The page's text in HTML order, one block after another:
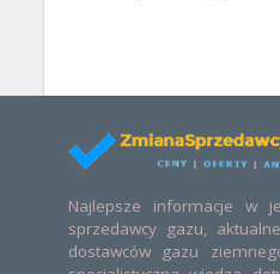
Najlepsze informacje w
sprzedawcy gazu,
dostawców gazu